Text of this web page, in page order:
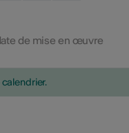
de mise en œuvre